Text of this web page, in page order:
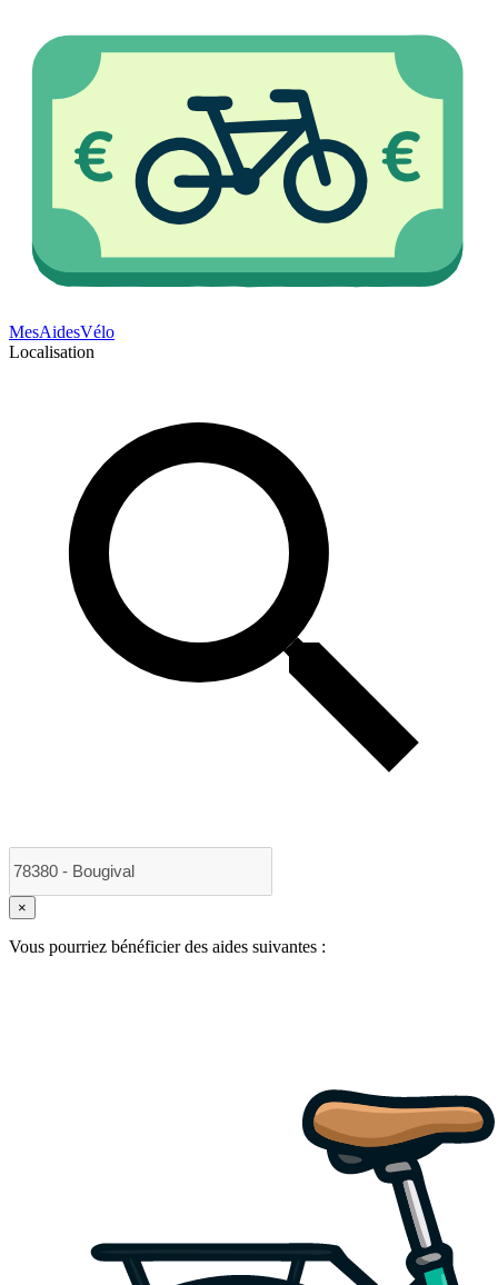
MesAidesVélo
Localisation
×
Vous pourriez bénéficier des aides suivantes :